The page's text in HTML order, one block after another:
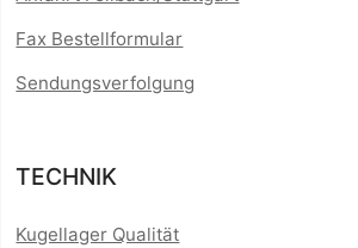
Fax Bestellformular
Sendungsverfolgung
TECHNIK
Kugellager Qualität